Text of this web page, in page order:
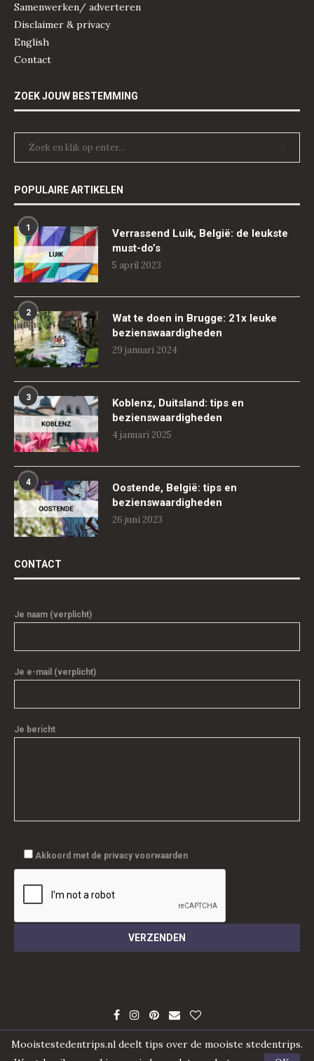
Samenwerken/ adverteren
Disclaimer & privacy
English
Contact
ZOEK JOUW BESTEMMING
POPULAIRE ARTIKELEN
1
Verrassend Luik, België: de leukste
must-do’s
5 april 2023
2
Wat te doen in Brugge: 21x leuke
bezienswaardigheden
29 januari 2024
3
Koblenz, Duitsland: tips en
bezienswaardigheden
4 januari 2025
4
Oostende, België: tips en
bezienswaardigheden
26 juni 2023
CONTACT
Je naam (verplicht)
Je e-mail (verplicht)
Je bericht
Akkoord met de privacy voorwaarden
Mooistestedentrips.nl deelt tips over de mooiste stedentrips.